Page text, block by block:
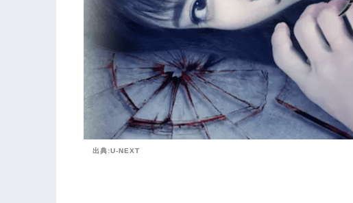
出典:U-NEXT